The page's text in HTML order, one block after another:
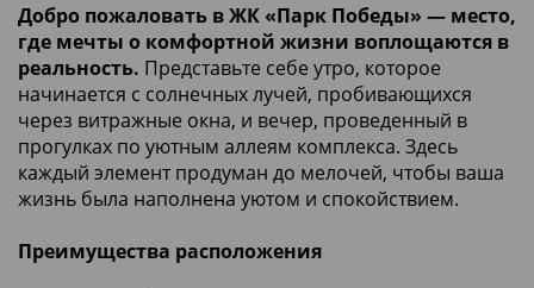
Добро пожаловать в ЖК «Парк Победы» — место,
где мечты о комфортной жизни воплощаются в
реальность. Представьте себе утро, которое
начинается с солнечных лучей, пробивающихся
через витражные окна, и вечер, проведенный в
прогулках по уютным аллеям комплекса. Здесь
каждый элемент продуман до мелочей, чтобы ваша
жизнь была наполнена уютом и спокойствием.
Преимущества расположения